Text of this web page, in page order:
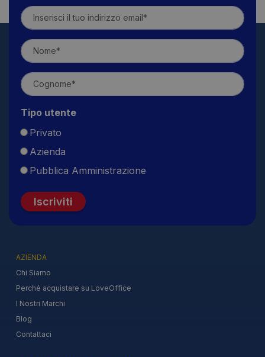
Tipo utente
Privato
Azienda
Pubblica Amministrazione
Iscriviti
AZIENDA
Chi Siamo
Perché acquistare su LoveOffice
I Nostri Marchi
Blog
Contattaci